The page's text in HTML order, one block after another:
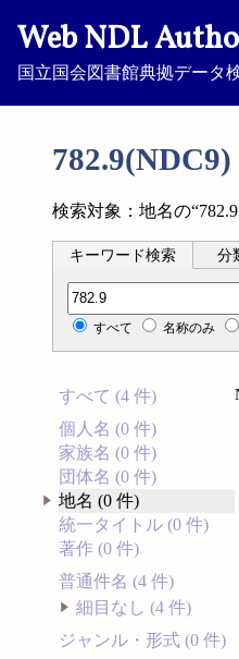
Web NDL
国立国会図書館典拠データ
検索対象：地名の“782.9
キーワード検索 分
分類記号検索
すべて 名称のみ
すべて (4 件)
個人名 (0 件)
家族名 (0 件)
団体名 (0 件)
地名 (0 件)
統一タイトル (0 件)
著作 (0 件)
普通件名 (4 件)
細目なし (4 件)
ジャンル・形式 (0 件)